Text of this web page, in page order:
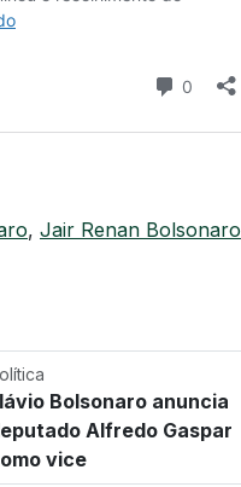
, Jair Renan Bolsonaro
Bolsonaro anuncia
Alfredo Gaspar
vice